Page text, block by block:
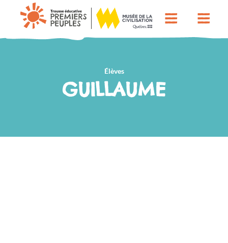
Élèves
GUILLAUME